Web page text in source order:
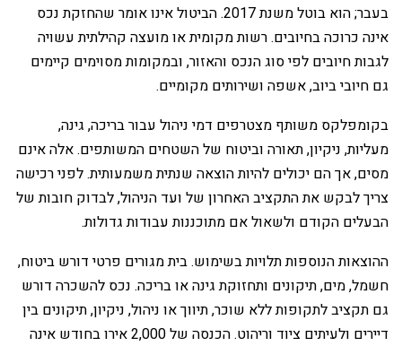
בעבר; הוא בוטל משנת 2017. הביטול אינו אומר שהחזקת נכס
אינה כרוכה בחיובים. רשות מקומית או מועצה קהילתית עשויה
לגבות חיובים לפי סוג הנכס והאזור, ובמקומות מסוימים קיימים
גם חיובי ביוב, אשפה ושירותים מקומיים.
‏בקומפלקס משותף מצטרפים דמי ניהול עבור בריכה, גינה,
מעליות, ניקיון, תאורה וביטוח של השטחים המשותפים. אלה אינם
מסים, אך הם יכולים להיות הוצאה שנתית משמעותית. לפני רכישה
צריך לבקש את התקציב האחרון של ועד הניהול, לבדוק חובות של
הבעלים הקודם ולשאול אם מתוכננות עבודות גדולות.
‏ההוצאות הנוספות תלויות בשימוש. בית מגורים פרטי דורש ביטוח,
חשמל, מים, תיקונים ותחזוקת גינה או בריכה. נכס להשכרה דורש
גם תקציב לתקופות ללא שוכר, תיווך או ניהול, ניקיון, תיקונים בין
דיירים ולעיתים ציוד וריהוט. הכנסה של 2,000 אירו בחודש אינה